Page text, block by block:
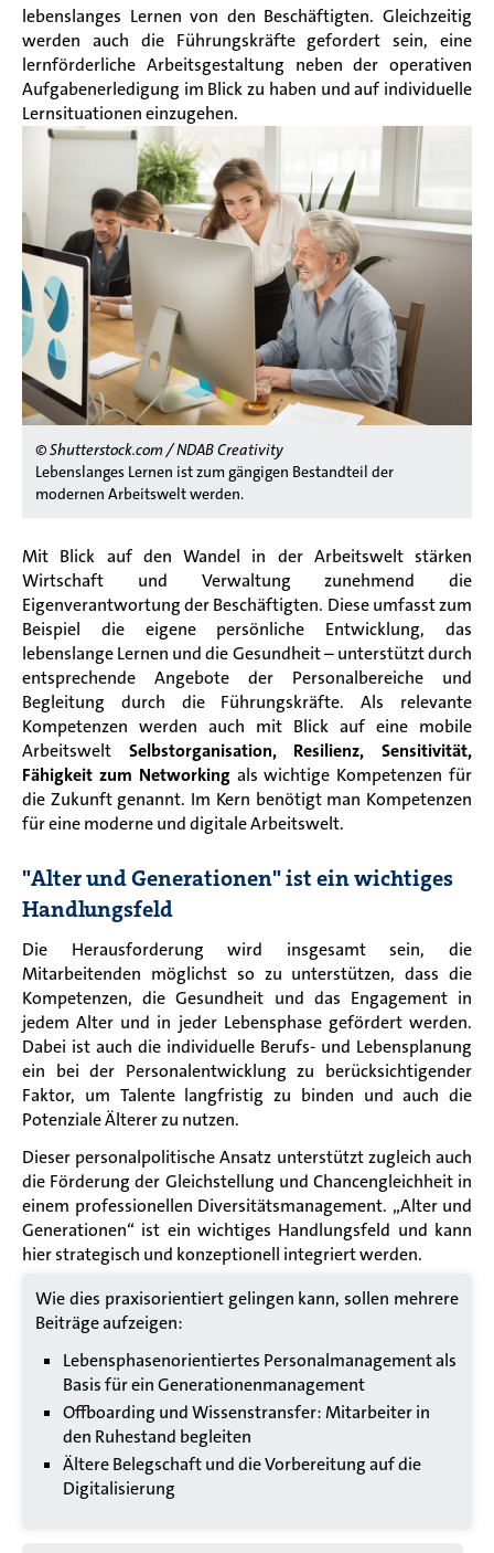
lebenslanges Lernen von den Beschäftigten. Gleichzeitig
werden auch die Führungskräfte gefordert sein, eine
lernförderliche Arbeitsgestaltung neben der operativen
Aufgabenerledigung im Blickzu haben und auf individuelle
Lernsituationen einzugehen.
© Shutterstock.com / NDAB Creativity
Lebenslanges Lernen ist zum gängigen Bestandteil der
modernen Arbeitswelt werden.
Mit Blick auf den Wandel in der Arbeitswelt stärken
Wirtschaft und Verwaltung zunehmend die
Eigenverantwortung der Beschäftigten. Diese umfasst zum
Beispiel die eigene persönliche Entwicklung, das
lebenslange Lernen und die Gesundheit – unterstützt durch
entsprechende Angebote der Personalbereiche und
Begleitung durch die Führungskräfte. Als relevante
Kompetenzen werden auch mit Blick auf eine mobile
Arbeitswelt Selbstorganisation, Resilienz, Sensitivität,
Fähigkeit zum Networkingals wichtige Kompetenzen für
die Zukunft genannt. Im Kern benötigt man Kompetenzen
für eine moderne und digitale Arbeitswelt.
"Alter und Generationen" ist ein wichtiges
Handlungsfeld
Die Herausforderung wird insgesamt sein, die
Mitarbeitenden möglichst so zu unterstützen, dass die
Kompetenzen, die Gesundheit und das Engagement in
jedem Alter und in jeder Lebensphase gefördert werden.
Dabei ist auch die individuelle Berufs- und Lebensplanung
ein bei der Personalentwicklung zu berücksichtigender
Faktor, um Talente langfristig zu binden und auch die
Potenziale Älterer zu nutzen.
Dieser personalpolitische Ansatz unterstützt zugleich auch
die Förderung der Gleichstellung und Chancengleichheit in
einem professionellen Diversitätsmanagement. „Alter und
Generationen“ ist ein wichtiges Handlungsfeld und kann
hier strategisch und konzeptionell integriert werden.
Wie dies praxisorientiert gelingen kann, sollen mehrere
Beiträge aufzeigen:
Lebensphasenorientiertes Personalmanagement als
Basis für ein Generationenmanagement
Offboarding und Wissenstransfer: Mitarbeiter in
den Ruhestand begleiten
Ältere Belegschaft und die Vorbereitung auf die
Digitalisierung